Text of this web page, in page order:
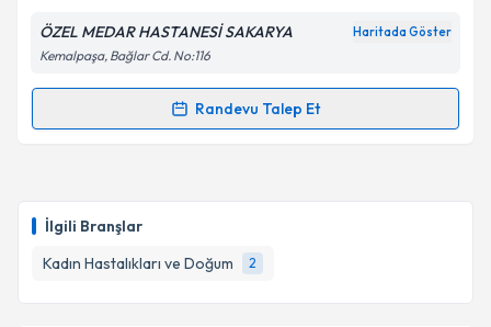
İlgili Branşlar
Kadın Hastalıkları ve Doğum
2
Kişisel verilerimin işlenmesine ilişkin
Aydınlatma
Metni'ni okudum ve kişisel verilerimin belirtilen
kapsamda işlenmesini kabul ediyorum.
ÖZEL MEDAR HASTANESİ SAKARYA Haritada Göster
Kemalpaşa, Bağlar Cd. No:116
Randevu Talep Et
Randevu Takvimi Talebi
takvim hazırlandığında e-posta ile bilgilendireceğiz.